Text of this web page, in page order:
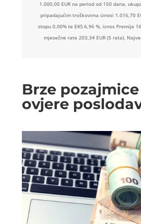
1.000,00 EUR na period od 150 dana,
pripadajućim troškovima iznosi 1.016,70
stopu 0,00% te EKS 6,96 %, iznos Premije
mjesečne rate 203,34 EUR (5 rata).
Brze
ovjere